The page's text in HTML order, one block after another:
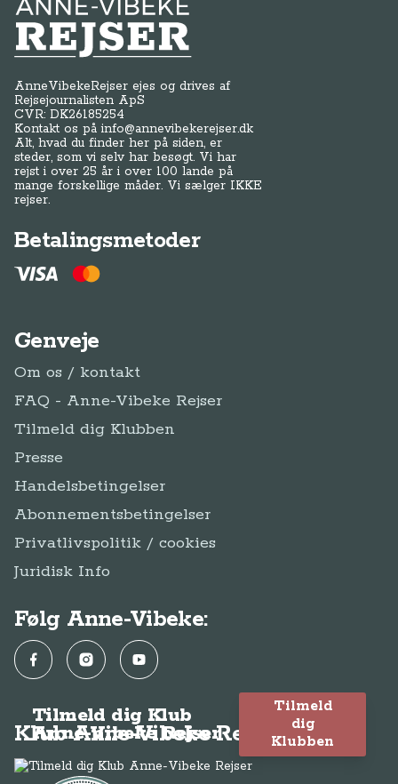
Anne-Vibeke Rejser
AnneVibekeRejser ejes og drives af
Rejsejournalisten ApS
CVR: DK26185254
Kontakt os påinfo@annevibekerejser.dk
Alt, hvad du finder her på siden, er
steder, som vi selv har besøgt. Vi har
rejst i over 25 år i over 100 lande på
mange forskellige måder. Vi sælger IKKE
rejser.
Betalingsmetoder
Genveje
Om os / kontakt
FAQ - Anne-Vibeke Rejser
Tilmeld dig Klubben
Presse
Handelsbetingelser
Abonnementsbetingelser
Privatlivspolitik / cookies
Juridisk Info
Følg Anne-Vibeke:
FacebookInstagramYouTube
Klub Anne-Vibeke Rejser
Tilmeld dig Klub
Anne-Vibeke Rejser
Tilmeld
dig
Klubben